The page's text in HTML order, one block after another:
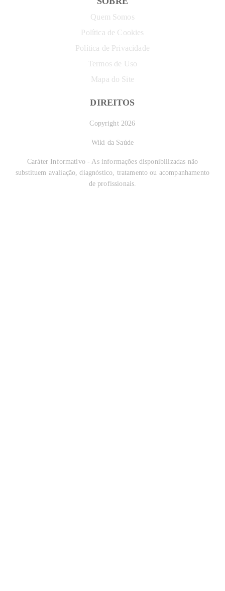
Quem Somos
Política de Cookies
Política de Privacidade
Termos de Uso
Mapa do Site
DIREITOS
Copyright 2026
Wiki da Saúde
Caráter Informativo - As informações disponibilizadas não
substituem avaliação, diagnóstico, tratamento ou acompanhamento
de profissionais.